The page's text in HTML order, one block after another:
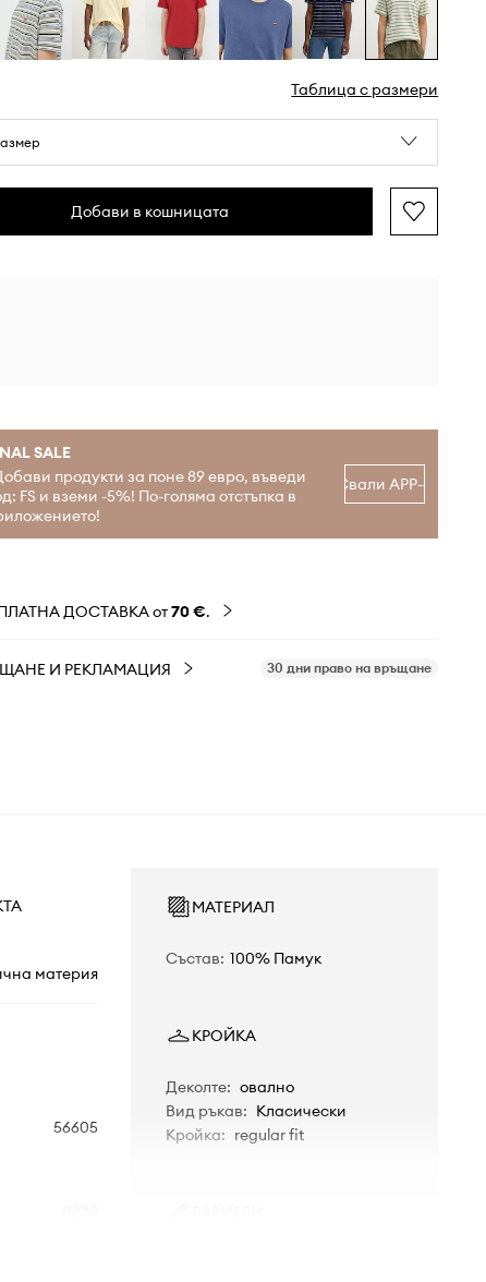
Таблица с размери
Добави в кошницата
SALE
продукти за поне 89 евро, въведи
FS и вземи -5%! По-голяма отстъпка в
Свали APP-а
ДОСТАВКА от70 €.
И РЕКЛАМАЦИЯ 30 дни право на връщане
материя
56605
МАТЕРИАЛ
Състав: 100% Памук
КРОЙКА
Деколте: овално
Вид ръкав: Класически
Кройка: regular fit